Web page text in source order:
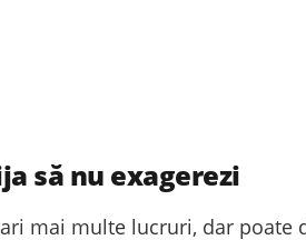
să nu exagerezi
mai multe lucruri, dar